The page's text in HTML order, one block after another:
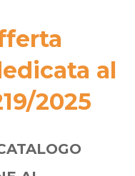
al
2025